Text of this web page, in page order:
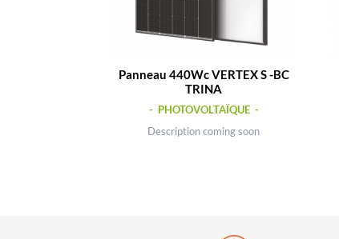
Panneau 440Wc VERTEX S -BC
TRINA
- PHOTOVOLTAÏQUE -
Description coming soon